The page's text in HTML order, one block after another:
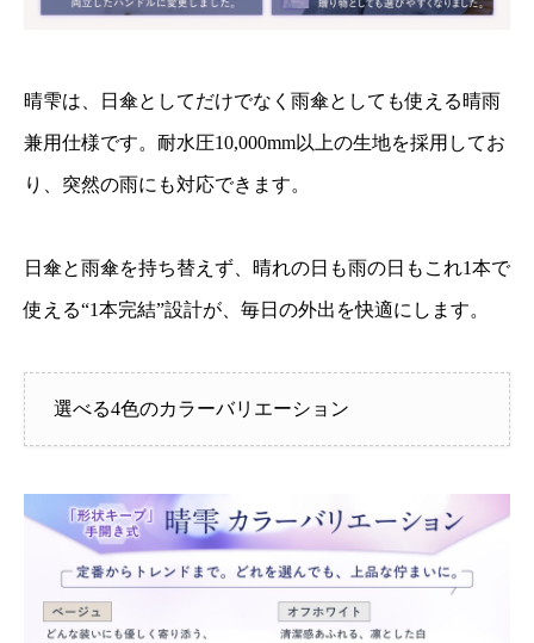
晴雫は、日傘としてだけでなく雨傘としても使える晴雨
兼用仕様です。耐水圧10,000mm以上の生地を採用してお
り、突然の雨にも対応できます。
日傘と雨傘を持ち替えず、晴れの日も雨の日もこれ1本で
使える“1本完結”設計が、毎日の外出を快適にします。
選べる4色のカラーバリエーション